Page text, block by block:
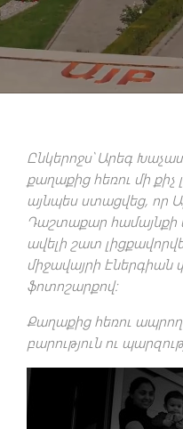
Ընկերոջս՝ Արեգ
քաղաքից հեռու մի քիչ
այնպես ստացվեց, որ
Դաշտաքար համայնքի
ավելի շատ
միջավայրի էներգիան
ֆոտոշարքով։
Քաղաքից հեռու
բարություն ու